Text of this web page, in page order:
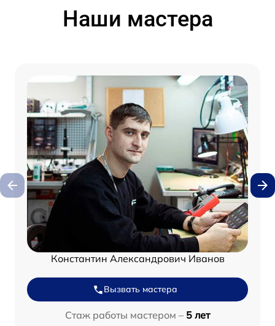
Наши мастера
Константин Александрович Иванов
Вызвать мастера
Стаж работы мастером – 5 лет